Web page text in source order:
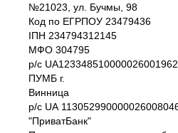
№21023, ул. Бучмы, 98
Код по ЕГРПОУ 23479436
IПH 234794312145
МФО 304795
р/с
ПУМБ г.
Винница
р/с UА
"ПриватБанк"